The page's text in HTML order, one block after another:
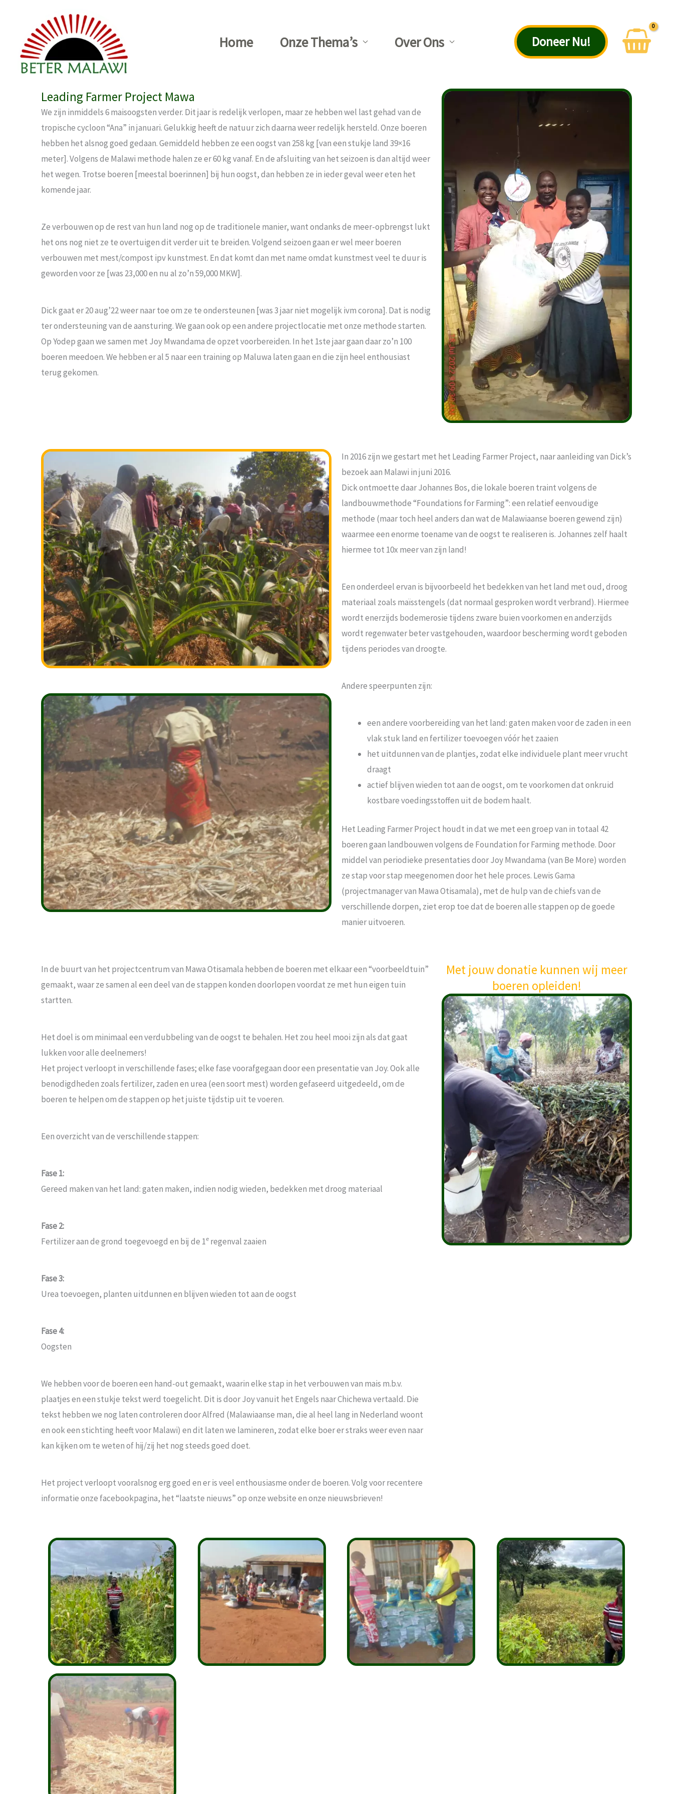
inhoud
Home Onze Thema’s Over Ons Doneer Nu!
Leading Farmer Project Mawa
We zijn inmiddels 6 maisoogsten verder. Dit jaar is redelijk verlopen, maar ze hebben wel last gehad van de
tropische cycloon “Ana” in januari. Gelukkig heeft de natuur zich daarna weer redelijk hersteld. Onze boeren
hebben het alsnog goed gedaan. Gemiddeld hebben ze een oogst van 258 kg [van een stukje land 39×16
meter]. Volgens de Malawi methode halen ze er 60 kg vanaf. En de afsluiting van het seizoen is dan altijd weer
het wegen. Trotse boeren [meestal boerinnen] bij hun oogst, dan hebben ze in ieder geval weer eten het
komende jaar.
Ze verbouwen op de rest van hun land nog op de traditionele manier, want ondanks de meer-opbrengst lukt
het ons nog niet ze te overtuigen dit verder uit te breiden. Volgend seizoen gaan er wel meer boeren
verbouwen met mest/compost ipv kunstmest. En dat komt dan met name omdat kunstmest veel te duur is
geworden voor ze [was 23,000 en nu al zo’n 59,000 MKW].
Dick gaat er 20 aug’22 weer naar toe om ze te ondersteunen [was 3 jaar niet mogelijk ivm corona]. Dat is nodig
ter ondersteuning van de aansturing. We gaan ook op een andere projectlocatie met onze methode starten.
Op Yodep gaan we samen met Joy Mwandama de opzet voorbereiden. In het 1ste jaar gaan daar zo’n 100
boeren meedoen. We hebben er al 5 naar een training op Maluwa laten gaan en die zijn heel enthousiast
terug gekomen.
In 2016 zijn we gestart met het Leading Farmer Project, naar aanleiding van Dick’s
bezoek aan Malawi in juni 2016.
Dick ontmoette daar Johannes Bos, die lokale boeren traint volgens de
landbouwmethode “Foundations for Farming”: een relatief eenvoudige
methode (maar toch heel anders dan wat de Malawiaanse boeren gewend zijn)
waarmee een enorme toename van de oogst te realiseren is. Johannes zelf haalt
hiermee tot 10x meer van zijn land!
Een onderdeel ervan is bijvoorbeeld het bedekken van het land met oud, droog
materiaal zoals maïsstengels (dat normaal gesproken wordt verbrand). Hiermee
wordt enerzijds bodemerosie tijdens zware buien voorkomen en anderzijds
wordt regenwater beter vastgehouden, waardoor bescherming wordt geboden
tijdens periodes van droogte.
Andere speerpunten zijn:
een andere voorbereiding van het land: gaten maken voor de zaden in een
vlak stuk land en fertilizer toevoegen vóór het zaaien
het uitdunnen van de plantjes, zodat elke individuele plant meer vrucht
draagt
actief blijven wieden tot aan de oogst, om te voorkomen dat onkruid
kostbare voedingsstoffen uit de bodem haalt.
Het Leading Farmer Project houdt in dat we met een groep van in totaal 42
boeren gaan landbouwen volgens de Foundation for Farming methode. Door
middel van periodieke presentaties door Joy Mwandama (van Be More) worden
ze stap voor stap meegenomen door het hele proces. Lewis Gama
(projectmanager van Mawa Otisamala), met de hulp van de chiefs van de
verschillende dorpen, ziet erop toe dat de boeren alle stappen op de goede
manier uitvoeren.
In de buurt van het projectcentrum van Mawa Otisamala hebben de boeren met elkaar een “voorbeeldtuin”
gemaakt, waar ze samen al een deel van de stappen konden doorlopen voordat ze met hun eigen tuin
startten.
Het doel is om minimaal een verdubbeling van de oogst te behalen. Het zou heel mooi zijn als dat gaat
lukken voor alle deelnemers!
Het project verloopt in verschillende fases; elke fase voorafgegaan door een presentatie van Joy. Ook alle
benodigdheden zoals fertilizer, zaden en urea (een soort mest) worden gefaseerd uitgedeeld, om de
boeren te helpen om de stappen op het juiste tijdstip uit te voeren.
Een overzicht van de verschillende stappen:
Fase 1:
Gereed maken van het land: gaten maken, indien nodig wieden, bedekken met droog materiaal
Fase 2:
Fertilizer aan de grond toegevoegd en bij de 1e regenval zaaien
Fase 3:
Urea toevoegen, planten uitdunnen en blijven wieden tot aan de oogst
Fase 4:
Oogsten
We hebben voor de boeren een hand-out gemaakt, waarin elke stap in het verbouwen van mais m.b.v.
plaatjes en een stukje tekst werd toegelicht. Dit is door Joy vanuit het Engels naar Chichewa vertaald. Die
tekst hebben we nog laten controleren door Alfred (Malawiaanse man, die al heel lang in Nederland woont
en ook een stichting heeft voor Malawi) en dit laten we lamineren, zodat elke boer er straks weer even naar
kan kijken om te weten of hij/zij het nog steeds goed doet.
Het project verloopt vooralsnog erg goed en er is veel enthousiasme onder de boeren. Volg voor recentere
informatie onze facebookpagina, het “laatste nieuws” op onze website en onze nieuwsbrieven!
Met jouw donatie kunnen wij meer
boeren opleiden!